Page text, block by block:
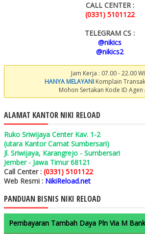
CALL CENTER :
(0331) 5101122
TELEGRAM CS :
@nikics
@nikics2
Jam Kerja : 07.00 - 22.00
HANYA MELAYANIKomplain
Mohon Sertakan Kode ID Agen
ALAMAT KANTOR NIKI RELOAD
Ruko Sriwijaya Center Kav. 1-2
(utara Kantor Camat Sumbersari)
Jl. Sriwijaya, Karangrejo - Sumbersari
Jember - Jawa Timur 68121
Call Center : (0331) 5101122
Web Resmi : NikiReload.net
PANDUAN BISNIS NIKI RELOAD
Pembayaran Tambah Daya Pln Via M